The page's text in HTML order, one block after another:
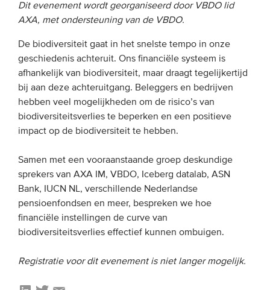
Opinie
Van de VBDO
Van leden & partners
MEDIA
Publicaties
Webinars
Podcasts
Video’s
WIE WE ZIJN
Dit evenement wordt georganiseerd door VBDO lid
AXA, met ondersteuning van de VBDO.
De biodiversiteit gaat in het snelste tempo in onze
geschiedenis achteruit. Ons financiële systeem is
afhankelijk van biodiversiteit, maar draagt tegelijkertijd
bij aan deze achteruitgang. Beleggers en bedrijven
hebben veel mogelijkheden om de risico’s van
biodiversiteitsverlies te beperken en een positieve
impact op de biodiversiteit te hebben.
Samen met een vooraanstaande groep deskundige
sprekers van AXA IM, VBDO, Iceberg datalab, ASN
Bank, IUCN NL, verschillende Nederlandse
pensioenfondsen en meer, bespreken we hoe
financiële instellingen de curve van
biodiversiteitsverlies effectief kunnen ombuigen.
Registratie voor dit evenement is niet langer mogelijk.